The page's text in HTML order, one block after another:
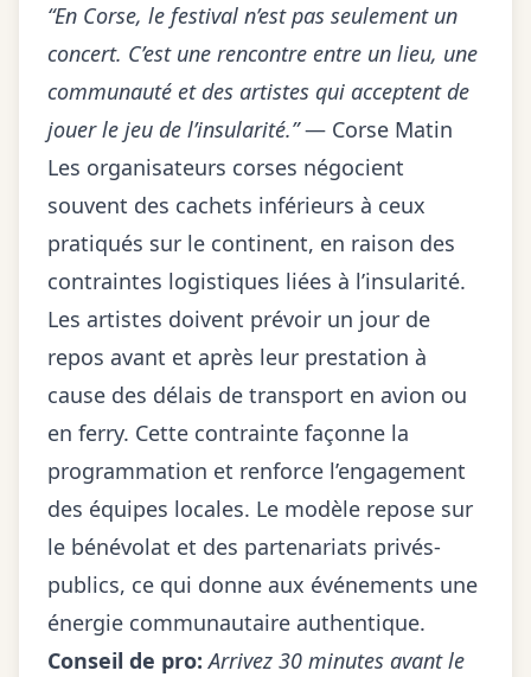
“En Corse, le festival n’est pas seulement un
concert. C’est une rencontre entre un lieu, une
communauté et des artistes qui acceptent de
jouer le jeu de l’insularité.”— Corse Matin
Les organisateurs corses négocient
souvent des cachets inférieurs à ceux
pratiqués sur le continent, en raison des
contraintes logistiques liées à l’insularité.
Les artistes doivent prévoir un jour de
repos avant et après leur prestation à
cause des délais de transport en avion ou
en ferry. Cette contrainte façonne la
programmation et renforce l’engagement
des équipes locales. Le modèle repose sur
le bénévolat et des partenariats privés-
publics, ce qui donne aux événements une
énergie communautaire authentique.
Conseil de pro: Arrivez 30 minutes avant le